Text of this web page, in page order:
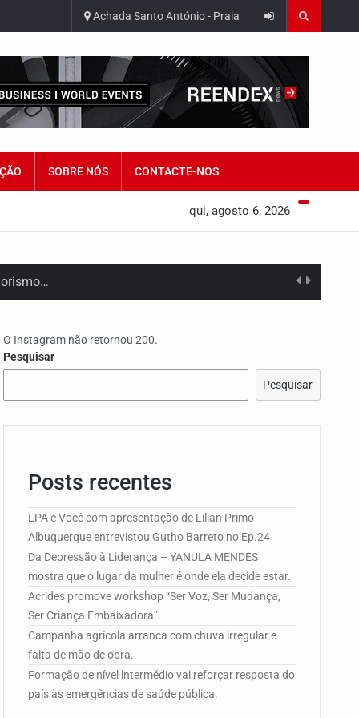
Achada Santo António - Praia
SOBRE NÓS CONTACTE-NOS
qui, agosto 6, 2026
de…
O Instagram não retornou 200.
Pesquisar
Pesquisar
Posts recentes
LPA e Você com apresentação de Lilian Primo
Albuquerque entrevistou Gutho Barreto no Ep.24
Da Depressão à Liderança – YANULA MENDES
mostra que o lugar da mulher é onde ela decide estar.
Acrides promove workshop “Ser Voz, Ser Mudança,
Ser Criança Embaixadora”.
Campanha agrícola arranca com chuva irregular e
falta de mão de obra.
Formação de nível intermédio vai reforçar resposta do
país às emergências de saúde pública.